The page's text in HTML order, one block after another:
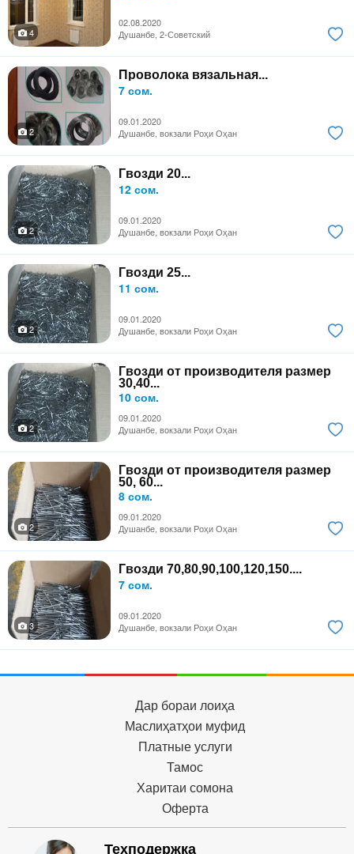
02.08.2020
4
Душанбе, 2-Советский
Проволока вязальная...
7 сом.
09.01.2020
2
Душанбе, вокзали Роҳи Оҳан
Гвозди 20...
12 сом.
09.01.2020
2
Душанбе, вокзали Роҳи Оҳан
Гвозди 25...
11 сом.
09.01.2020
2
Душанбе, вокзали Роҳи Оҳан
Гвозди от производителя размер
30,40...
10 сом.
09.01.2020
2
Душанбе, вокзали Роҳи Оҳан
Гвозди от производителя размер
50, 60...
8 сом.
09.01.2020
2
Душанбе, вокзали Роҳи Оҳан
Гвозди 70,80,90,100,120,150....
7 сом.
09.01.2020
3
Душанбе, вокзали Роҳи Оҳан
Дар бораи лоиҳа
Маслиҳатҳои муфид
Платные услуги
Тамос
Харитаи сомона
Оферта
Техподержка